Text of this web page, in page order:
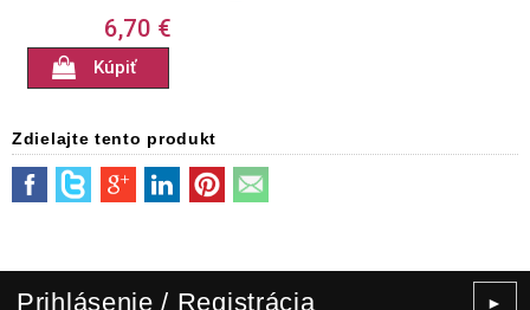
6,70 €
Kúpiť
Zdielajte tento produkt
Prihlásenie / Registrácia ►